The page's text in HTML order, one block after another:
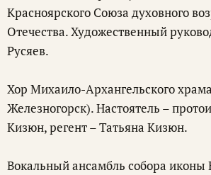
Красноярского Союза духовного
Отечества. Художественный
Русяев.
Хор Михаило-Архангельского
Железногорск). Настоятель –
Кизюн, регент – Татьяна Кизюн.
Вокальный ансамбль собора